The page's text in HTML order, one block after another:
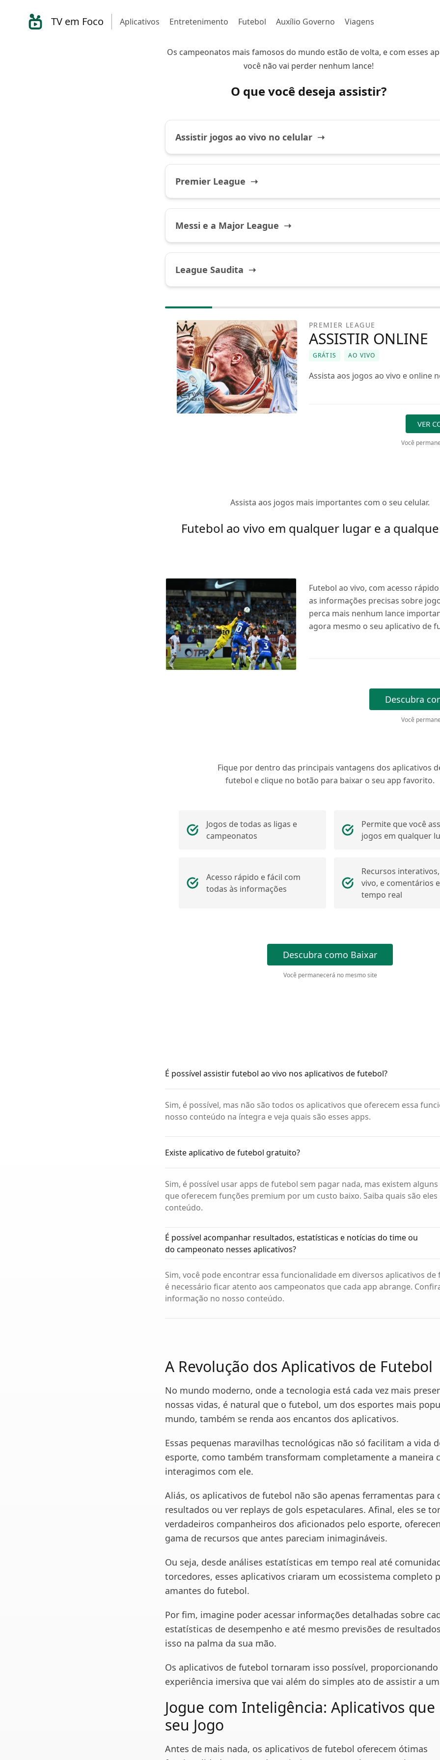
TV em Foco Aplicativos Entretenimento Futebol Auxílio Governo Viagens
Os campeonatos mais famosos do mundo estão de volta, e com esses
você não vai perder nenhum lance!
O que você deseja assistir?
Assistir jogos ao vivo no celular ➝
Premier League ➝
Messi e a Major League ➝
League Saudita ➝
PREMIER LEAGUE
ASSISTIR ONLINE
GRÁTIS AO VIVO
Assista aos jogos ao vivo e online
VER
Você
Assista aos jogos mais importantes com o seu celular.
Futebol ao vivo em qualquer lugar e a
Futebol ao vivo, com acesso
as informações precisas sobre
perca mais nenhum lance
agora mesmo o seu aplicativo de
Descubra
Você
Fique por dentro das principais vantagens dos aplicativos
futebol e clique no botão para baixar o seu app favorito.
Jogos de todas as ligas e
campeonatos
Permite que você
jogos em qualquer
Acesso rápido e fácil com
todas às informações
Recursos
vivo, e comentários
tempo real
Descubra como Baixar
Você permanecerá no mesmo site
É possível assistir futebol ao vivo nos aplicativos de futebol?
Sim, é possível, mas não são todos os aplicativos que oferecem essa
nosso conteúdo na íntegra e veja quais são esses apps.
Existe aplicativo de futebol gratuito?
Sim, é possível usar apps de futebol sem pagar nada, mas existem
que oferecem funções premium por um custo baixo. Saiba quais são eles
conteúdo.
É possível acompanhar resultados, estatísticas e notícias do time ou
do campeonato nesses aplicativos?
Sim, você pode encontrar essa funcionalidade em diversos aplicativos
é necessário ficar atento aos campeonatos que cada app abrange.
informação no nosso conteúdo.
A Revolução dos Aplicativos de Futebol
No mundo moderno, onde a tecnologia está cada vez mais
nossas vidas, é natural que o futebol, um dos esportes mais
mundo, também se renda aos encantos dos aplicativos.
Essas pequenas maravilhas tecnológicas não só facilitam a vida
esporte, como também transformam completamente a maneira
interagimos com ele.
Aliás, os aplicativos de futebol não são apenas ferramentas para
resultados ou ver replays de gols espetaculares. Afinal, eles se
verdadeiros companheiros dos aficionados pelo esporte,
gama de recursos que antes pareciam inimagináveis.
Ou seja, desde análises estatísticas em tempo real até
torcedores, esses aplicativos criaram um ecossistema completo
amantes do futebol.
Por fim, imagine poder acessar informações detalhadas sobre
estatísticas de desempenho e até mesmo previsões de
isso na palma da sua mão.
Os aplicativos de futebol tornaram isso possível,
experiência imersiva que vai além do simples ato de assistir a
Jogue com Inteligência: Aplicativos que
seu Jogo
Antes de mais nada, os aplicativos de futebol oferecem ótimas